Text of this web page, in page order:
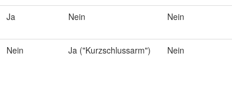
Ja Nein Nein
Nein Ja ("Kurzschlussarm") Nein